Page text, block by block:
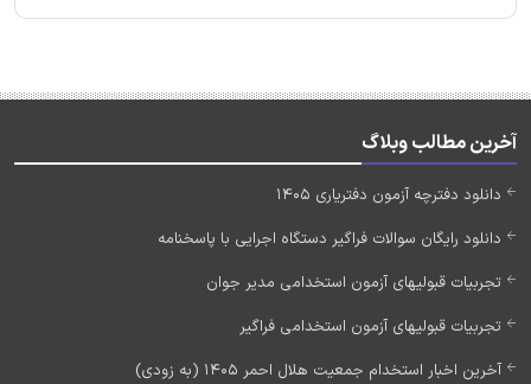
آخرین مطالب وبلاگ
دانلود دفترچه آزمون دفتریاری 1405
دانلود رایگان سوالات فراگیر دستگاه اجرایی با پاسخنامه
تجربیات قبولیهای آزمون استخدامی مدیر جوان
تجربیات قبولیهای آزمون استخدامی فراگیر
آخرین اخبار استخدام جمعیت هلال احمر 1405 (به زودی)